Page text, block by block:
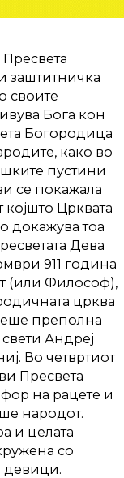
заштитничка
своите
Бога кон
Богородица
како во
пустини
се покажала
којшто Црквата
докажува тоа
Дева
911 година
(или Философ),
црква
преполна
Андреј
Во четвртиот
Пресвета
на рацете и
народот.
и целата
со
девици.